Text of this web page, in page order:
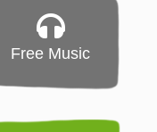
Free Music